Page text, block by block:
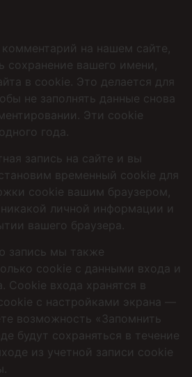
на нашем сайте,
вашего имени,
в сookie. Это делается для
не заполнять данные снова
Эти сookie
года.
запись на сайте и вы
временный сookie для
сookie вашим браузером,
личной информации и
вашего браузера.
запись мы также
сookie с данными входа и
Сookie входа хранятся в
с настройками экрана —
возможность «Запомнить
будут сохраняться в течение
из учетной записи сookie